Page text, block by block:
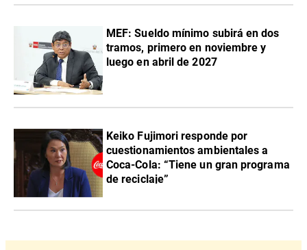
MEF: Sueldo mínimo subirá en dos
tramos, primero en noviembre y
luego en abril de 2027
Keiko Fujimori responde por
cuestionamientos ambientales a
Coca-Cola: “Tiene un gran programa
de reciclaje”